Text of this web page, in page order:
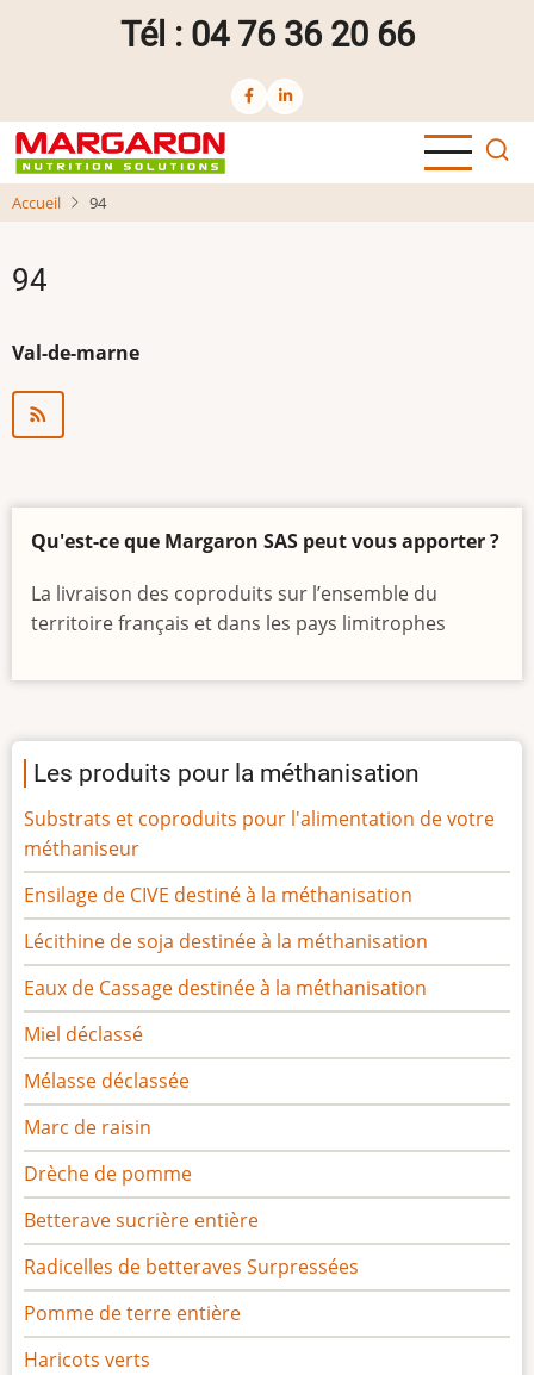
Tél : 04 76 36 20 66
Accueil 94
94
Val-de-marne
Qu'est-ce que Margaron SAS peut vous apporter ?
La livraison des coproduits sur l’ensemble du
territoire français et dans les pays limitrophes
Les produits pour la méthanisation
Substrats et coproduits pour l'alimentation de votre
méthaniseur
Ensilage de CIVE destiné à la méthanisation
Lécithine de soja destinée à la méthanisation
Eaux de Cassage destinée à la méthanisation
Miel déclassé
Mélasse déclassée
Marc de raisin
Drèche de pomme
Betterave sucrière entière
Radicelles de betteraves Surpressées
Pomme de terre entière
Haricots verts